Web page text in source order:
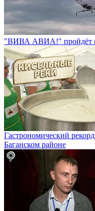
"ВИВА АВИА!" пройдёт
Гастрономический
Баганском районе